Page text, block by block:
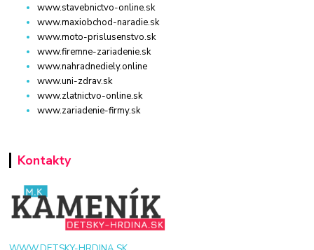
www.stavebnictvo-online.sk
www.maxiobchod-naradie.sk
www.moto-prislusenstvo.sk
www.firemne-zariadenie.sk
www.nahradnediely.online
www.uni-zdrav.sk
www.zlatnictvo-online.sk
www.zariadenie-firmy.sk
Kontakty